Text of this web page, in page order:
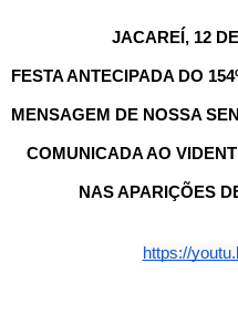
JACAREÍ, 12
FESTA ANTECIPADA DO
MENSAGEM DE NOSSA
COMUNICADA AO
NAS APARIÇÕES
https://